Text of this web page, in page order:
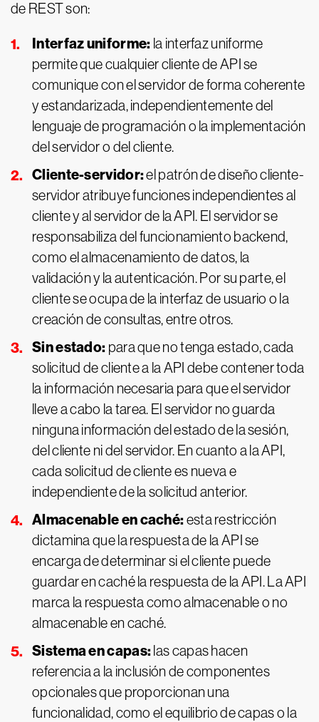
de REST son:
Interfaz uniforme: la interfaz uniforme
permite que cualquier cliente de API se
comunique con el servidor de forma coherente
y estandarizada, independientemente del
lenguaje de programación o la implementación
del servidor o del cliente.
Cliente-servidor:el patrón de diseño cliente-
servidor atribuye funciones independientes al
cliente y al servidor de la API. El servidor se
responsabiliza del funcionamiento backend,
como el almacenamiento de datos, la
validación y la autenticación. Por su parte, el
cliente se ocupa de la interfaz de usuario o la
creación de consultas, entre otros.
Sin estado: para que no tenga estado, cada
solicitud de cliente a la API debe contener toda
la información necesaria para que el servidor
lleve a cabo la tarea. El servidor no guarda
ninguna información del estado de la sesión,
del cliente ni del servidor. En cuanto a la API,
cada solicitud de cliente es nueva e
independiente de la solicitud anterior.
Almacenable en caché:esta restricción
dictamina que la respuesta de la API se
encarga de determinar si el cliente puede
guardar en caché la respuesta de la API. La API
marca la respuesta como almacenable o no
almacenable en caché.
Sistema en capas: las capas hacen
referencia a la inclusión de componentes
opcionales que proporcionan una
funcionalidad, como el equilibrio de capas o la